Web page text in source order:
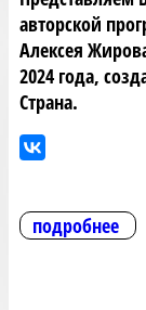
авторской
Алексея
2024 года,
Страна.
подробнее